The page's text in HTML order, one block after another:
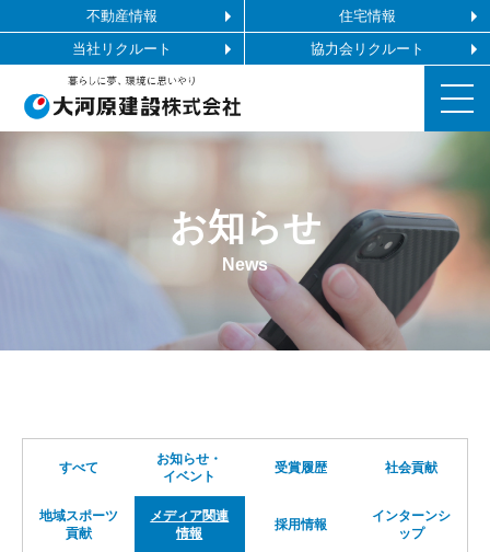
不動産情報
住宅情報
当社リクルート
協力会リクルート
協力会社の皆様へ
お問い合わせ
サイトマップ
施工ギャラリー お知らせ
News
すべて
お知らせ・
イベント
受賞履歴 社会貢献
地域スポーツ
貢献
メディア関連
情報
採用情報
インターンシ
ップ